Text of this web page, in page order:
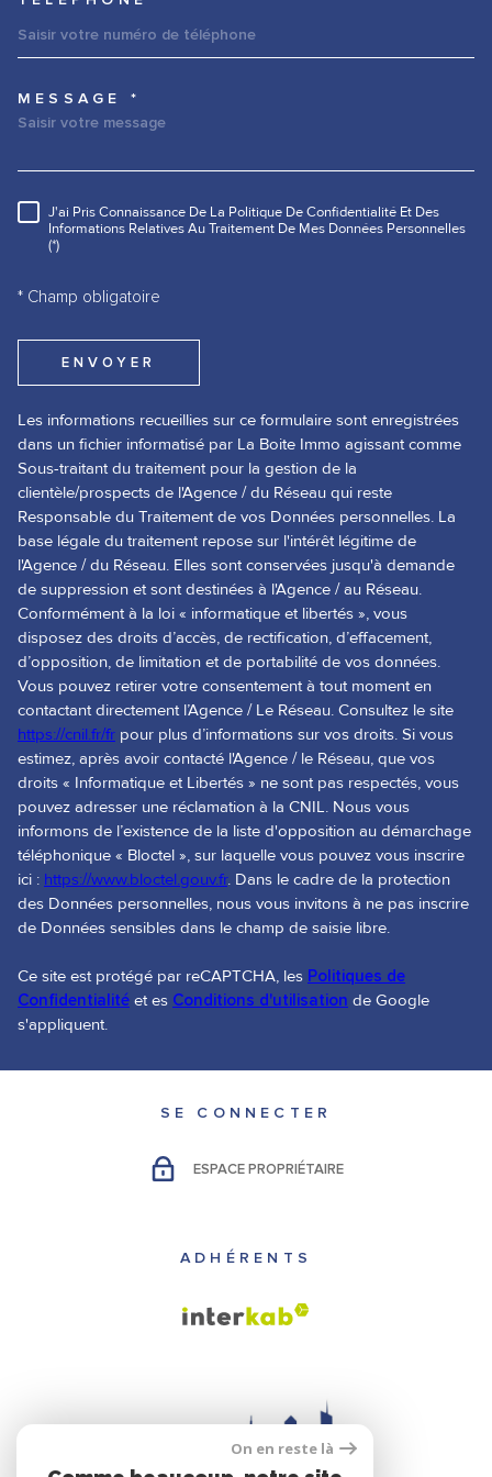
TRAD_MELTEM_VOREDEMANDE
MESSAGE *
RÈGLEMENTATION
J'ai Pris Connaissance De La Politique De Confidentialité Et Des
Informations Relatives Au Traitement De Mes Données Personnelles
(*)
* Champ obligatoire
ENVOYER
Les informations recueillies sur ce formulaire sont enregistrées
dans un fichier informatisé par La Boite Immo agissant comme
Sous-traitant du traitement pour la gestion de la
clientèle/prospects de l'Agence / du Réseau qui reste
Responsable du Traitement de vos Données personnelles. La
base légale du traitement repose sur l'intérêt légitime de
l'Agence / du Réseau. Elles sont conservées jusqu'à demande
de suppression et sont destinées à l'Agence / au Réseau.
Conformément à la loi « informatique et libertés », vous
disposez des droits d’accès, de rectification, d’effacement,
d’opposition, de limitation et de portabilité de vos données.
Vous pouvez retirer votre consentement à tout moment en
contactant directement l’Agence / Le Réseau. Consultez le site
https://cnil.fr/fr pour plus d’informations sur vos droits. Si vous
estimez, après avoir contacté l'Agence / le Réseau, que vos
droits « Informatique et Libertés » ne sont pas respectés, vous
pouvez adresser une réclamation à la CNIL. Nous vous
informons de l’existence de la liste d'opposition au démarchage
téléphonique « Bloctel », sur laquelle vous pouvez vous inscrire
ici : https://www.bloctel.gouv.fr. Dans le cadre de la protection
des Données personnelles, nous vous invitons à ne pas inscrire
de Données sensibles dans le champ de saisie libre.
Ce site est protégé par reCAPTCHA, les Politiques de
Confidentialité et es Conditions d'utilisation de Google
s'appliquent.
SE CONNECTER
ESPACE PROPRIÉTAIRE
ADHÉRENTS
On en reste là